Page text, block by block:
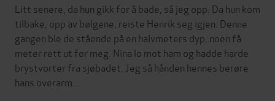
Litt senere, da hun gikk for å bade, så jeg opp. Da hun kom
tilbake, opp av bølgene, reiste Henrik seg igjen. Denne
gangen ble de stående på en halvmeters dyp, noen få
meter rett ut for meg. Nina lo mot ham og hadde harde
brystvorter fra sjøbadet. Jeg så hånden hennes berøre
hans overarm...